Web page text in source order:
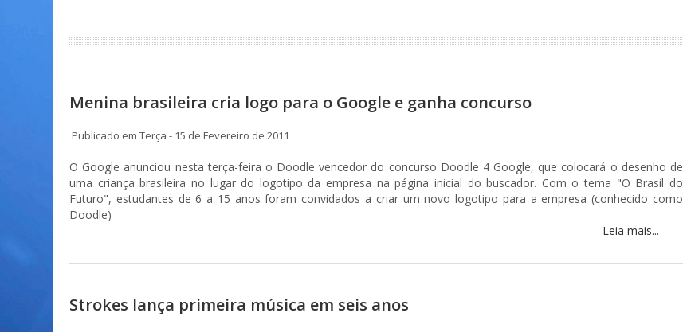
Menina brasileira cria logo para o Google e ganha concurso
Publicado em Terça - 15 de Fevereiro de 2011
O Google anunciou nesta terça-feira o Doodle vencedor do concurso Doodle 4 Google, que colocará o desenho de
uma criança brasileira no lugar do logotipo da empresa na página inicial do buscador. Com o tema "O Brasil do
Futuro", estudantes de 6 a 15 anos foram convidados a criar um novo logotipo para a empresa (conhecido como
Doodle)
Leia mais...
Strokes lança primeira música em seis anos